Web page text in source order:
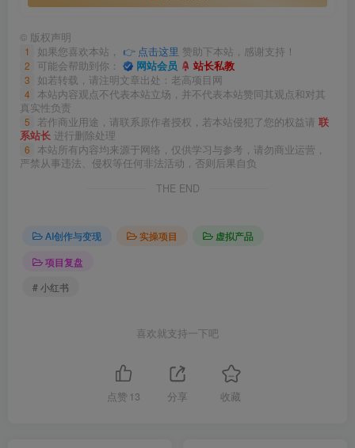
© 版权声明
1 如果您喜欢本站， 👉 点击这里 赞助下本站，感谢支持！
2 可能会帮助到你： 网站会员 站长私教
3 如若转载，请注明文章出处：老高项目网
4
本站内容观点不代表本站立场，并不代表本站赞同其观点和对其
真实性负责
5 若作商业用途，请联系原作者授权，若本站侵犯了您的权益请 联
系站长 进行删除处理
6
本站所有内容均来源于网络，仅供学习与参考，请勿商业运营，
严禁从事违法、侵权等任何非法活动，否则后果自负
THE END
AI创作与变现 实操项目
虚拟产品
项目复盘
# 小红书
喜欢就支持一下吧
点赞 13 分享 收藏